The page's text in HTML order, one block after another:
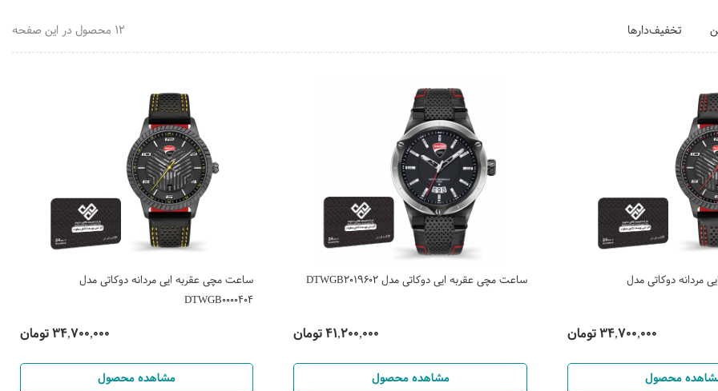
12 محصول در این صفحه تخفیف‌دارها
مردانه دوکاتی مدل
34,700,000 تومان
محصول
ساعت مچی عقربه ایی دوکاتی مدل DTWGB2019602
41,200,000 تومان
مشاهده محصول
ساعت مچی عقربه ایی مردانه دوکاتی مدل
DTWGB0000404
34,700,000 تومان
مشاهده محصول